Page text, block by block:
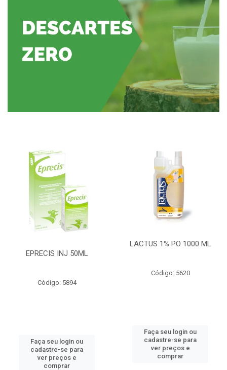
EPRECIS INJ 50ML
Código: 5894
Faça seu login ou
cadastre-se para
ver preços e
comprar
LACTUS 1% PO 1000 ML
Código: 5620
Faça seu login ou
cadastre-se para
ver preços e
comprar